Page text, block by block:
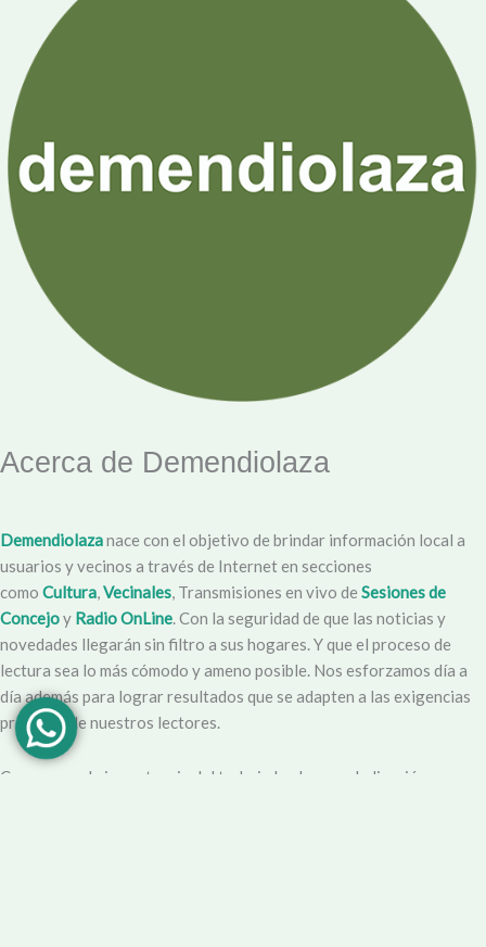
Acerca de Demendiolaza
Demendiolazanace con el objetivo de brindar información local a
usuarios y vecinos a través de Internet en secciones
como Cultura,Vecinales, Transmisiones en vivo de Sesiones de
Concejoy Radio OnLine. Con la seguridad de que las noticias y
novedades llegarán sin filtro a sus hogares. Y que el proceso de
lectura sea lo más cómodo y ameno posible. Nos esforzamos día a
día además para lograr resultados que se adapten a las exigencias
propias y de nuestros lectores.
Creemos en la importancia del trabajo hecho con dedicación,